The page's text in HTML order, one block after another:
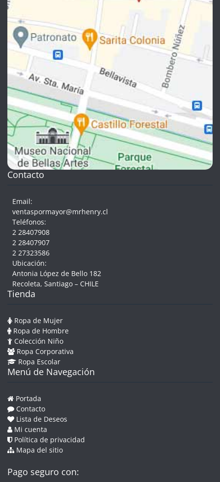
Contacto
Email:
ventaspormayor@mrhenry.cl
Teléfonos:
2 28407908
2 28407907
2 27323586
Ubicación:
Antonia López de Bello 182
Recoleta, Santiago – CHILE
Tienda
Ropa de Mujer
Ropa de Hombre
Colección Niño
Ropa Corporativa
Ropa Escolar
Menú de Navegación
Portada
Contacto
Lista de Deseos
Mi cuenta
Política de privacidad
Mapa del sitio
Pago seguro con: